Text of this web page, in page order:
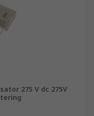
275 V dc 275V